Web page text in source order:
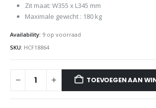
Zit maat: W355 x L345 mm
Maximale gewicht : 180 kg
Availability: 9 op voorraad
SKU: HCF18864
TOEVOEGEN AAN